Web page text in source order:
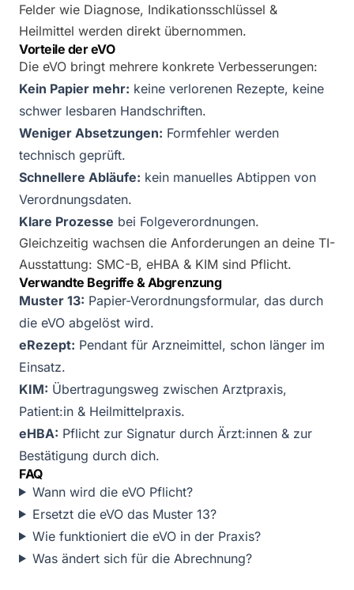
Felder wie Diagnose, Indikationsschlüssel &
Heilmittel werden direkt übernommen.
Vorteile der eVO
Die eVO bringt mehrere konkrete Verbesserungen:
Kein Papier mehr: keine verlorenen Rezepte, keine
schwer lesbaren Handschriften.
Weniger Absetzungen: Formfehler werden
technisch geprüft.
Schnellere Abläufe: kein manuelles Abtippen von
Verordnungsdaten.
Klare Prozesse bei Folgeverordnungen.
Gleichzeitig wachsen die Anforderungen an deine TI-
Ausstattung: SMC-B, eHBA & KIM sind Pflicht.
Verwandte Begriffe & Abgrenzung
Muster 13: Papier-Verordnungsformular, das durch
die eVO abgelöst wird.
eRezept: Pendant für Arzneimittel, schon länger im
Einsatz.
KIM: Übertragungsweg zwischen Arztpraxis,
Patient:in & Heilmittelpraxis.
eHBA: Pflicht zur Signatur durch Ärzt:innen & zur
Bestätigung durch dich.
FAQ
Wann wird die eVO Pflicht?
Ersetzt die eVO das Muster 13?
Wie funktioniert die eVO in der Praxis?
Was ändert sich für die Abrechnung?